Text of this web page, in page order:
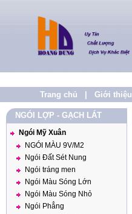
Trang chủ Giới thiệu
NGÓI LỢP - GẠCH LÁT
Ngói Mỹ Xuân
NGÓI MÀU 9V/M2
Ngói Đất Sét Nung
Ngói tráng men
Ngói Màu Sóng Lớn
Ngói Màu Sóng Nhỏ
Ngói Phẳng